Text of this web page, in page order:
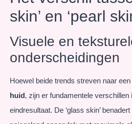
skin’ en ‘pearl
Visuele en
onderscheidingen
Hoewel beide trends streven naar een
huid, zijn er fundamentele verschillen
eindresultaat. De ‘glass skin’